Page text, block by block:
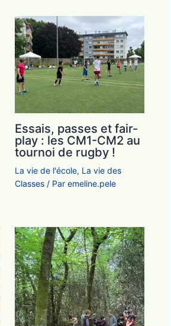
Essais, passes et fair-
play : les CM1-CM2 au
tournoi de rugby !
La vie de l'école, La vie des
Classes / Paremeline.pele